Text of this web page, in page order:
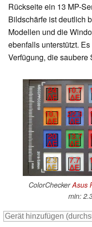
Rückseite ein 13 MP-
Bildschärfe ist deutlich
Modellen und die
ebenfalls unterstützt.
Verfügung, die saubere
24
∆E
10.7
∆E
10.1
∆E
22.3
∆E
20
∆E
13.7
∆E
2.3
∆E
7.7
∆E
ColorCheckerAsus
min: